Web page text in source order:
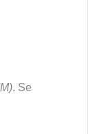
. Se